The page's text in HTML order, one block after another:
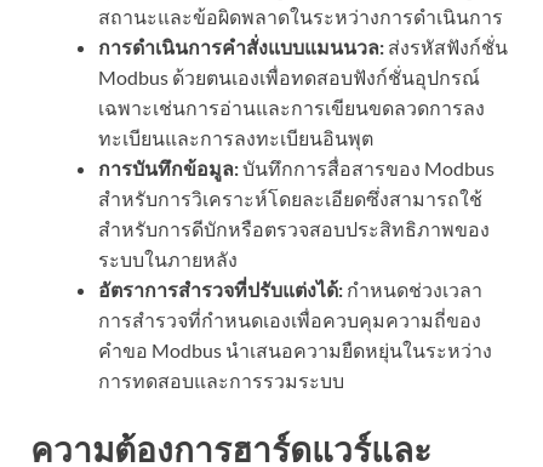
สถานะและข้อผิดพลาดในระหว่างการดำเนินการ
การดำเนินการคำสั่งแบบแมนนวล: ส่งรหัสฟังก์ชั่น
Modbus ด้วยตนเองเพื่อทดสอบฟังก์ชั่นอุปกรณ์
เฉพาะเช่นการอ่านและการเขียนขดลวดการลง
ทะเบียนและการลงทะเบียนอินพุต
การบันทึกข้อมูล:บันทึกการสื่อสารของ Modbus
สำหรับการวิเคราะห์โดยละเอียดซึ่งสามารถใช้
สำหรับการดีบักหรือตรวจสอบประสิทธิภาพของ
ระบบในภายหลัง
อัตราการสำรวจที่ปรับแต่งได้: กำหนดช่วงเวลา
การสำรวจที่กำหนดเองเพื่อควบคุมความถี่ของ
คำขอ Modbus นำเสนอความยืดหยุ่นในระหว่าง
การทดสอบและการรวมระบบ
ความต้องการฮาร์ดแวร์และ